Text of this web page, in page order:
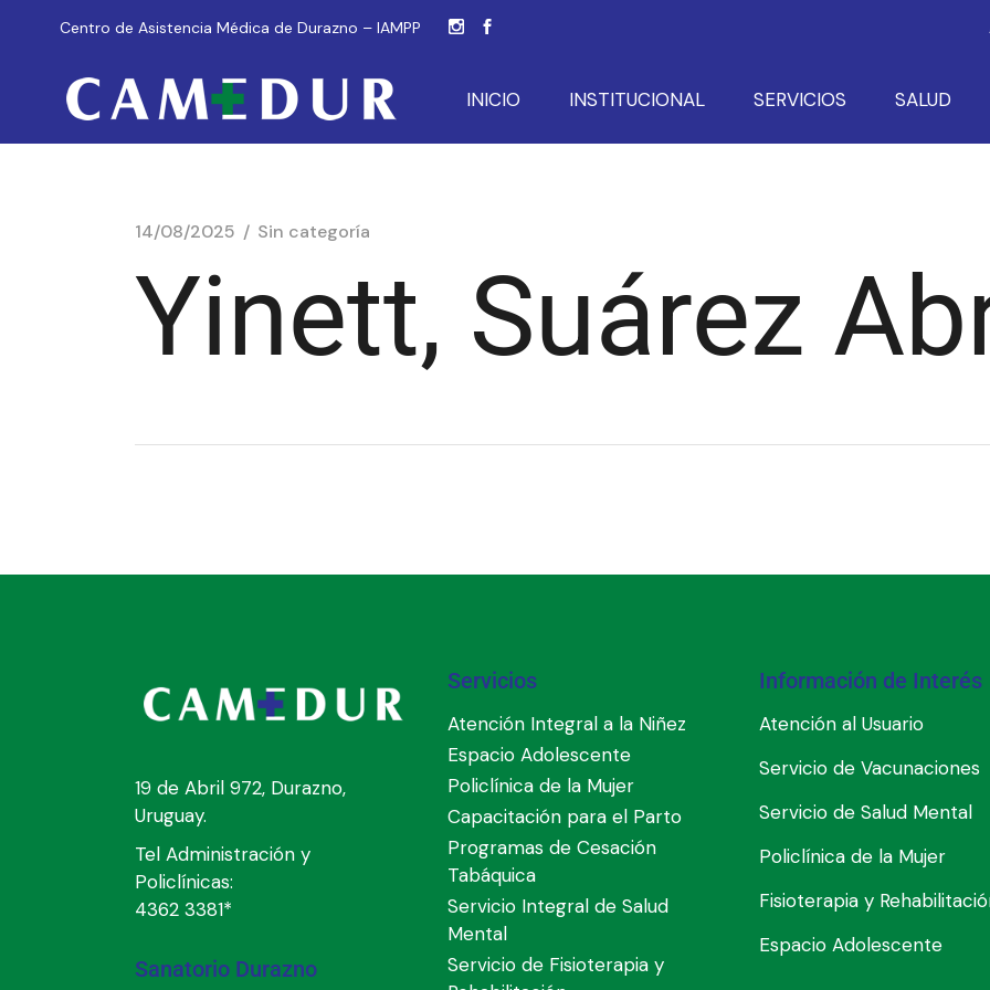
Centro de Asistencia Médica de Durazno – IAMPP
INICIO INSTITUCIONAL SERVICIOS SALUD
14/08/2025 Sin categoría
Yinett, Suárez
19 de Abril 972, Durazno,
Uruguay.
Tel Administración y
Policlínicas:
4362 3381*
Sanatorio Durazno
Servicios
Atención Integral a la Niñez
Espacio Adolescente
Policlínica de la Mujer
Capacitación para el Parto
Programas de Cesación
Tabáquica
Servicio Integral de Salud
Mental
Servicio de Fisioterapia y
Información de Interés
Atención al Usuario
Servicio de Vacunaciones
Servicio de Salud Mental
Policlínica de la Mujer
Fisioterapia y
Espacio Adolescente